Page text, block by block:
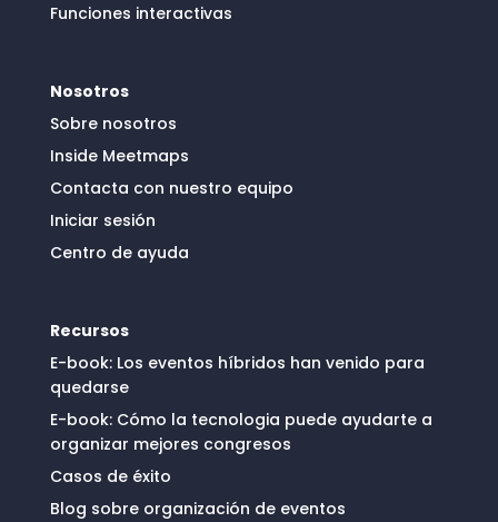
Funciones interactivas
Nosotros
Sobre nosotros
Inside Meetmaps
Contacta con nuestro equipo
Iniciar sesión
Centro de ayuda
Recursos
E-book: Los eventos híbridos han venido para
quedarse
E-book: Cómo la tecnologia puede ayudarte a
organizar mejores congresos
Casos de éxito
Blog sobre organización de eventos